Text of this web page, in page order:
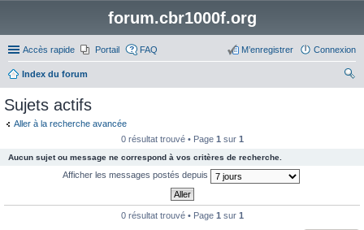
forum.cbr1000f.org
Accès rapide Portail FAQ Connexion
M’enregistrer
Index du forum
Sujets actifs
Aller à la recherche avancée
0 résultat trouvé • Page 1 sur 1
Aucun sujet ou message ne correspond à vos critères de recherche.
Afficher les messages postés depuis
0 résultat trouvé • Page 1 sur 1